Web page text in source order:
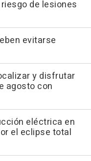
de lesiones
evitarse
y disfrutar
agosto con
eléctrica en
el eclipse total